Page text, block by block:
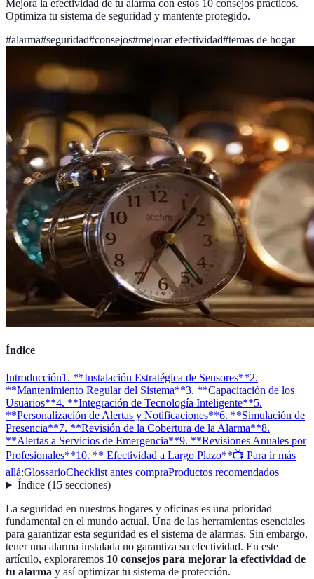
Mejora la efectividad de tu alarma con estos 10 consejos prácticos.
Optimiza tu sistema de seguridad y mantente protegido.
#alarma#seguridad#consejos#mejorar efectividad#temas de hogar
Índice
Introducción1. **Instalación Estratégica de Sensores**2.
**Mantenimiento Regular del Sistema**3. **Capacitación de los
Usuarios**4. **Integración de Tecnología Inteligente**5.
**Personalización de Alertas y Notificaciones**6. **Simulación de
Presencia**7. **Revisión de la Cobertura de la Alarma**8.
**Alertas a Servicios de Emergencia**9. **Revisiones Anuales por
Profesionales**10. ** Efectividad a Largo Plazo**📺 Para ir más
allá:GlossarioChecklist antes compraProductos recomendados
Índice(15 secciones)
La seguridad en nuestros hogares y oficinas es una prioridad
fundamental en el mundo actual. Una de las herramientas esenciales
para garantizar esta seguridad es el sistema de alarmas. Sin embargo,
tener una alarma instalada no garantiza su efectividad. En este
artículo, exploraremos 10 consejos para mejorar la efectividad de
tu alarma y así optimizar tu sistema de protección.